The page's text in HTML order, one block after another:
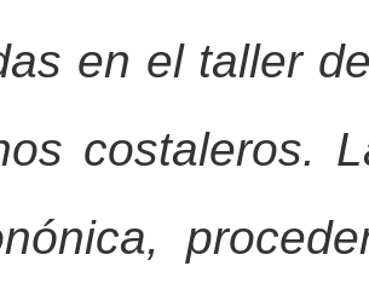
en el taller
costaleros.